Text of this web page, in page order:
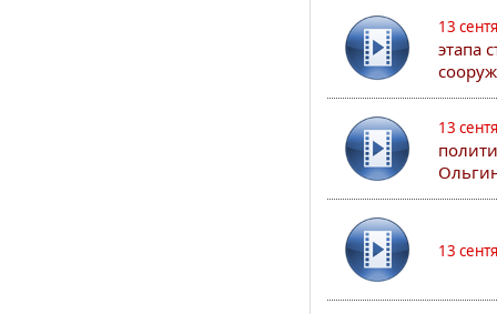
13
этапа
13
13